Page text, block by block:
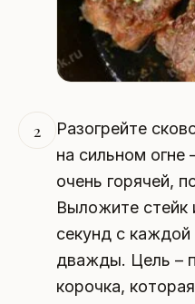
2
Разогрейте
на сильном
очень горячей,
Выложите стейк
секунд с
дважды. Цель –
корочка,